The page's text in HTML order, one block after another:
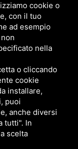
cookie o
con il tuo
ad esempio
nella
o cliccando
cookie
installare,
puoi
anche diversi
tutti". In
scelta